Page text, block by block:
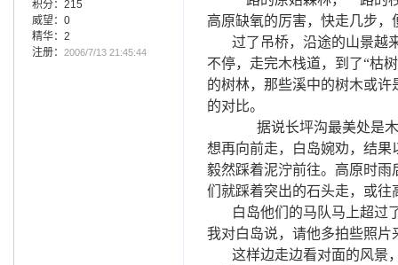
积分：215
威望：0
精华：2
注册： 2006/7/13 21:45:44
高原缺氧的厉害，快走几步
过了吊桥，沿途的山景越
不停，走完木栈道，到了“枯
的树林，那些溪中的树木或
的对比。
据说长坪沟最美处是
想再向前走，白岛婉劝，结果
毅然踩着泥泞前往。高原时
们就踩着突出的石头走，或
白岛他们的马队马上超过
我对白岛说，请他多拍些照片
这样边走边看对面的风景